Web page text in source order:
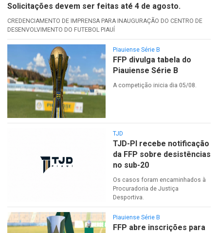
Solicitações devem ser feitas até 4 de agosto.
CREDENCIAMENTO DE IMPRENSA PARA INAUGURAÇÃO DO CENTRO DE
DESENVOLVIMENTO DO FUTEBOL PIAUÍ
Piauiense Série B
FFP divulga tabela do
Piauiense Série B
A competição inicia dia 05/08.
TJD
TJD-PI recebe notificação
da FFP sobre desistências
no sub-20
Os casos foram encaminhados à
Procuradoria de Justiça
Desportiva.
Piauiense Série B
FFP abre inscrições para